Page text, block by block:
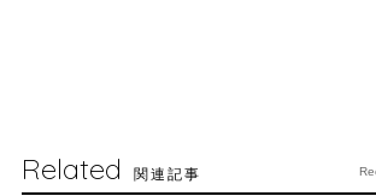
Related 関連記事